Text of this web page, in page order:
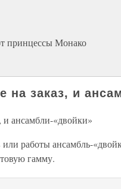
принцессы Монако
заказ, и
ансамбли-«двойки»
работы ансамбль-
гамму.